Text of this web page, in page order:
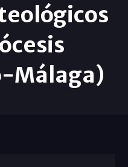
Málaga)